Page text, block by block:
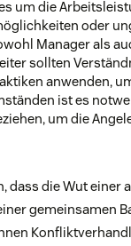
um die
oder
Manager als
sollten
anwenden,
ist es
um die
dass die Wut einer
gemeinsamen